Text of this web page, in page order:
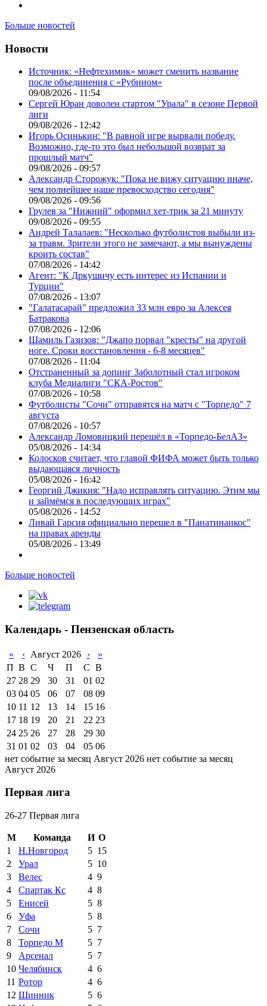
Больше новостей
Новости
Источник: «Нефтехимик» может сменить название
после объединения с «Рубином»
09/08/2026 - 11:54
Сергей Юран доволен стартом "Урала" в сезоне Первой
лиги
09/08/2026 - 12:42
Игорь Осинькин: "В равной игре вырвали победу.
Возможно, где-то это был небольшой возврат за
прошлый матч"
09/08/2026 - 09:57
Александр Сторожук: "Пока не вижу ситуацию иначе,
чем полнейшее наше превосходство сегодня"
09/08/2026 - 09:56
Грулев за "Нижний" оформил хет-трик за 21 минуту
09/08/2026 - 09:55
Андрей Талалаев: "Несколько футболистов выбыли из-
за травм. Зрители этого не замечают, а мы вынуждены
кроить состав"
07/08/2026 - 14:42
Агент: "К Дркушичу есть интерес из Испании и
Турции"
07/08/2026 - 13:07
"Галатасарай" предложил 33 млн евро за Алексея
Батракова
07/08/2026 - 12:06
Шамиль Газизов: "Джапо порвал "кресты" на другой
ноге. Сроки восстановления - 6-8 месяцев"
07/08/2026 - 11:04
Отстраненный за допинг Заболотный стал игроком
клуба Медиалиги "СКА-Ростов"
07/08/2026 - 10:58
Футболисты "Сочи" отправятся на матч с "Торпедо" 7
августа
07/08/2026 - 10:57
Александр Ломовицкий перешёл в «Торпедо-БелАЗ»
05/08/2026 - 14:34
Колосков считает, что главой ФИФА может быть только
выдающаяся личность
05/08/2026 - 16:42
Георгий Джикия: "Надо исправлять ситуацию. Этим мы
и займёмся в последующих играх"
05/08/2026 - 14:52
Ливай Гарсия официально перешел в "Панатинаикос"
на правах аренды
05/08/2026 - 13:49
Больше новостей
Календарь - Пензенская область
« ‹ Август 2026 ›
»
П В С Ч П С В
27 28 29 30 31 01 02
03 04 05 06 07 08 09
10 11 12 13 14 15 16
17 18 19 20 21 22 23
24 25 26 27 28 29 30
31 01 02 03 04 05 06
нет событие за месяц Август 2026 нет событие за месяц
Август 2026
Первая лига
26-27 Первая лига
М Команда И О
1
Н.Новгород 5 15
2
Урал 5 10
3
Велес 4 9
4
Спартак Кс 4 8
5
Енисей 5 8
6
Уфа 5 8
7
Сочи 5 7
8
Торпедо М 5 7
9
Арсенал 5 7
10 Челябинск 4 6
11 Ротор 4 6
12 Шинник 5 6